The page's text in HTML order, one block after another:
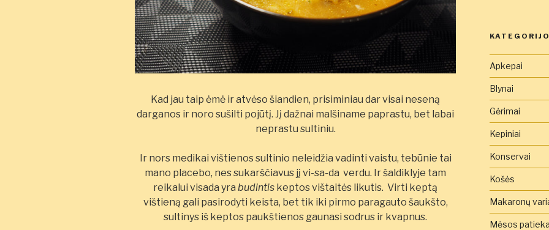
Kad jau taip ėmė ir atvėso šiandien, prisiminiau dar visai neseną
darganos ir noro sušilti pojūtį. Jį dažnai malšiname paprastu, bet labai
neprastu sultiniu.
Ir nors medikai vištienos sultinio neleidžia vadinti vaistu, tebūnie tai
mano placebo, nes sukarščiavus jį vi-sa-da verdu. Ir šaldiklyje tam
reikalui visada yrabudintis keptos vištaitės likutis. Virti keptą
vištieną gali pasirodyti keista, bet tik iki pirmo paragauto šaukšto,
sultinys iš keptos paukštienos gaunasi sodrus ir kvapnus.
Apkepai
Blynai
Gėrimai
Kepiniai
Konservai
Košės
Makaronų
Mėsos